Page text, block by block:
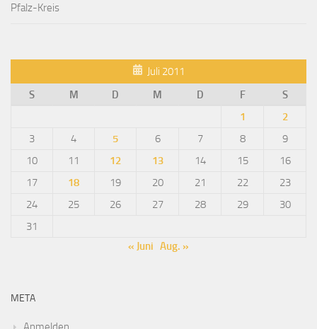
Pfalz-Kreis
Juli 2011
S
M D M D F
S
1
2
3
4 5 6 7 8
9
10
11 12 13 14 15
16
17
18 19 20 21 22
23
24
25 26 27 28 29
30
31
« Juni Aug. »
META